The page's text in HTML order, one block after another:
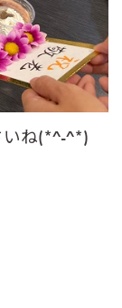
いね(*^-^*)